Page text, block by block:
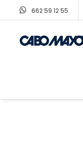
662 59 12 55